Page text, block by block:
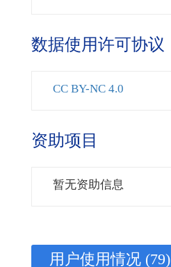
数据使用许可协议
CC BY-NC 4.0
资助项目
暂无资助信息
用户使用情况 (79)